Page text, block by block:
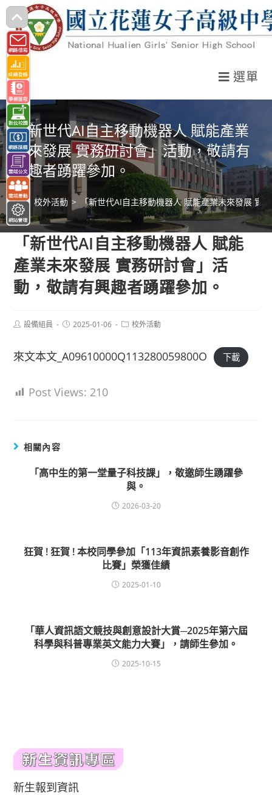
跳
轉
至
主
要
內
容
選單
「新世代AI自主移動機器人 賦能產業
未來發展 實務研討會」活動，敬請有
興趣者踴躍參加。
> 校外活動 > 「新世代AI自主移動機器人 賦能產業未來發展 實
「新世代AI自主移動機器人 賦能
產業未來發展 實務研討會」活
動，敬請有興趣者踴躍參加。
Post設備組員
Post2025-01-06
Post校外活動
來文本文_A09610000Q113280059800O 下載
Post Views: 210
相關內容
「高中生的第一堂量子科技課」，敬邀師生踴躍參
與。
2026-03-20
狂賀 ! 狂賀 ! 本校同學參加「113年資訊素養影音創作
比賽」榮獲佳績
2025-01-10
「華人資訊語文競技與創意設計大賞─2025年第六屆
科學與科普專業英文能力大賽」，請師生參加。
2025-10-15
新生報到資訊